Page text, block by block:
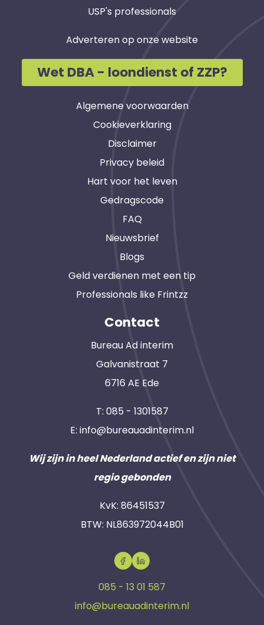
USP's professionals
Adverteren op onze website
Wet DBA - loondienst of ZZP?
Algemene voorwaarden
Cookieverklaring
Disclaimer
Privacy beleid
Hart voor het leven
Gedragscode
FAQ
Nieuwsbrief
Blogs
Geld verdienen met een tip
Professionals like Frintzz
Contact
Bureau Ad interim
Galvanistraat 7
6716 AE Ede
T: 085 - 1301587
E: info@bureauadinterim.nl
Wij zijn in heel Nederland actief en zijn niet
regio gebonden
KvK: 86451537
BTW: NL863972044B01
085 - 13 01 587
info@bureauadinterim.nl